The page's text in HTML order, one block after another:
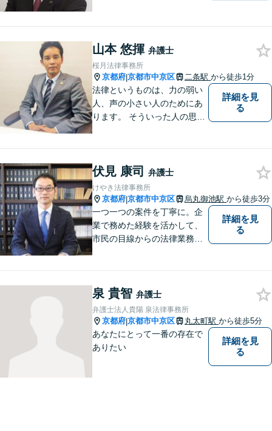
介できます。
山本 悠揮 弁護士
桜月法律事務所
京都府|京都市中京区 二条駅 から徒歩1分
法律というものは、力の弱い
人、声の小さい人のためにあ
ります。 そういった人の思い
目指します。
詳細を見
る
伏見 康司 弁護士
けやき法律事務所
京都府|京都市中京区 烏丸御池駅 から徒歩3分
一つ一つの案件を丁寧に。企
業で務めた経験を活かして、
市民の目線からの法律業務を
詳細を見
る
泉 貴智 弁護士
弁護士法人貴陽 泉法律事務所
京都府|京都市中京区 丸太町駅 から徒歩5分
あなたにとって一番の存在で
ありたい
詳細を見
る